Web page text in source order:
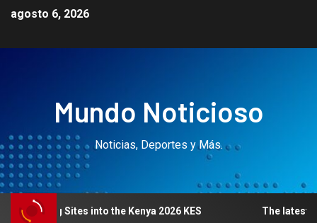
agosto 6, 2026
Mundo Noticioso
Noticias, Deportes y Más.
Sites into the Kenya 2026 KES The latest 4 finest